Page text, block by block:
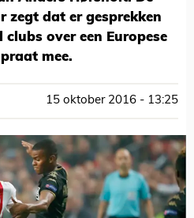
zegt dat er gesprekken
over een Europese
mee.
15 oktober 2016 - 13:25